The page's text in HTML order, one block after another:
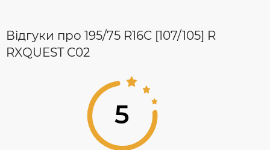
Відгуки про 195/75 R16C [107/105] R
RXQUEST C02
5